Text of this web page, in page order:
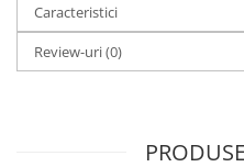
Caracteristici
Review-uri(0)